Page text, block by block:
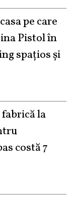
pe care
Pistol în
spațios și
la
costă 7